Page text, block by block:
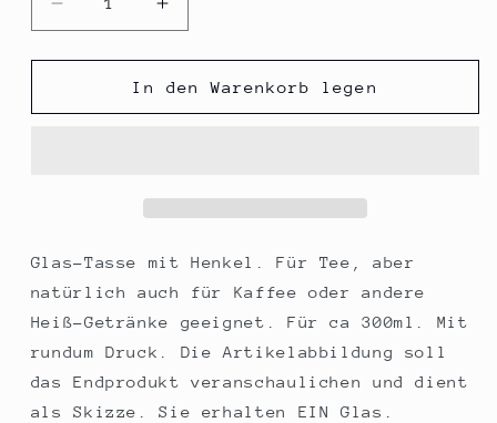
Verringere
die
Menge
Tee-
Skyline,
Farbe:
Milchglas,
Kaffee-
Tasse
mit
Motiv
Erhöhe
die
Menge
für
Tee-
Skyline,
Farbe:
Milchglas,
Kaffee-
Tasse
mit
Motiv
In den Warenkorb legen
Glas-Tasse mit Henkel. Für Tee, aber
natürlich auch für Kaffee oder andere
Heiß-Getränke geeignet. Für ca 300ml. Mit
rundum Druck. Die Artikelabbildung soll
das Endprodukt veranschaulichen und dient
als Skizze. Sie erhalten EIN Glas.